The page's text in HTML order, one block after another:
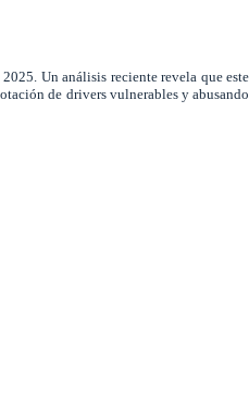
Un análisis reciente revela que este
de drivers vulnerables y abusando